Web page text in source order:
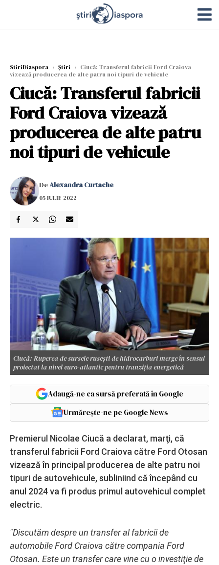
StiriDiaspora › Știri › Ciucă: Transferul fabricii Ford Craiova
vizează producerea de alte patru noi tipuri de vehicule
Ciucă: Transferul fabricii
Ford Craiova vizează
producerea de alte patru
noi tipuri de vehicule
DeAlexandra Curtache
05 IULIE 2022
Ciucă: Ruperea de sursele ruseşti de hidrocarburi merge în sensul
proiectat la nivel euro-atlantic pentru tranziţia energetică
Adaugă-ne ca sursă preferată în Google
Urmărește-ne pe Google News
Premierul Nicolae Ciucă a declarat, marţi, că
transferul fabricii Ford Craiova către Ford Otosan
vizează în principal producerea de alte patru noi
tipuri de autovehicule, subliniind că începând cu
anul 2024 va fi produs primul autovehicul complet
electric.
"Discutăm despre un transfer al fabricii de
automobile Ford Craiova către compania Ford
Otosan. Este un transfer care vine cu o investiţie de